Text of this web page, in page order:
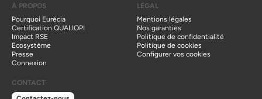
À PROPOS
Pourquoi Eurécia
Certification QUALIOPI
Impact RSE
Ecosystème
Presse
Connexion
LÉGAL
Mentions légales
Nos garanties
Politique de confidentialité
Politique de cookies
Configurer vos cookies
CONTACT